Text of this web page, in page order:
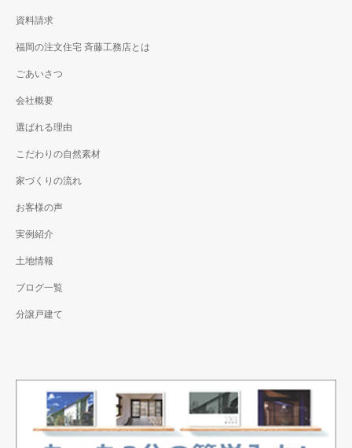
資料請求
福岡の注文住宅 斉藤工務店とは
ごあいさつ
会社概要
選ばれる理由
こだわりの自然素材
家づくりの流れ
お客様の声
実例紹介
土地情報
ブログ一覧
分譲戸建て